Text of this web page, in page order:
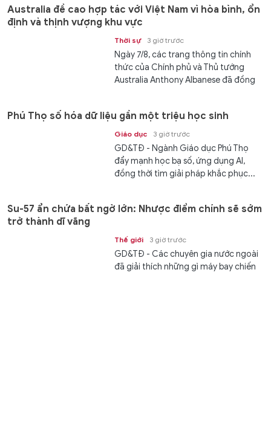
Australia đề cao hợp tác với Việt Nam vì hòa bình, ổn
định và thịnh vượng khu vực
Thời sự 3 giờ trước
Ngày 7/8, các trang thông tin chính
thức của Chính phủ và Thủ tướng
Australia Anthony Albanese đã đồng
của...
Phú Thọ số hóa dữ liệu gần một triệu học sinh
Giáo dục 3 giờ trước
GD&TĐ - Ngành Giáo dục Phú Thọ
đẩy mạnh học bạ số, ứng dụng AI,
đồng thời tìm giải pháp khắc phục...
Su-57 ẩn chứa bất ngờ lớn: Nhược điểm chính sẽ sớm
trở thành dĩ vãng
Thế giới 3 giờ trước
GD&TĐ - Các chuyên gia nước ngoài
đã giải thích những gì máy bay chiến